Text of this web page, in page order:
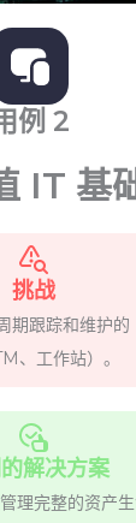
例 2
IT 基
挑战
期跟踪和维护的
、工作站）。
解决方案
理完整的资产